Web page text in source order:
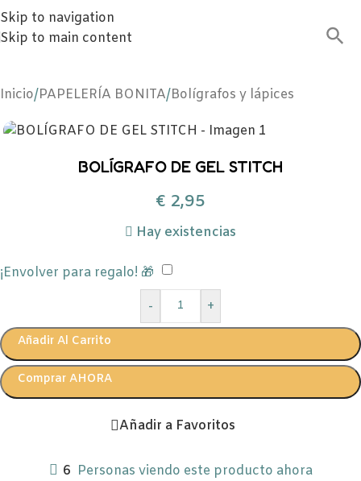
Skip to navigation
Skip to main content
Inicio/PAPELERÍA BONITA/Bolígrafos y lápices
BOLÍGRAFO DE GEL STITCH
€ 2,95
Hay existencias
¡Envolver para regalo! 🎁
-
+
Añadir Al Carrito
Comprar AHORA
Añadir a Favoritos
6 Personas viendo este producto ahora